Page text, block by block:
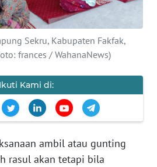
Sekru, Kabupaten Fakfak,
frances / WahanaNews)
Ikuti Kami di:
ambil atau gunting
rasul akan tetapi bila